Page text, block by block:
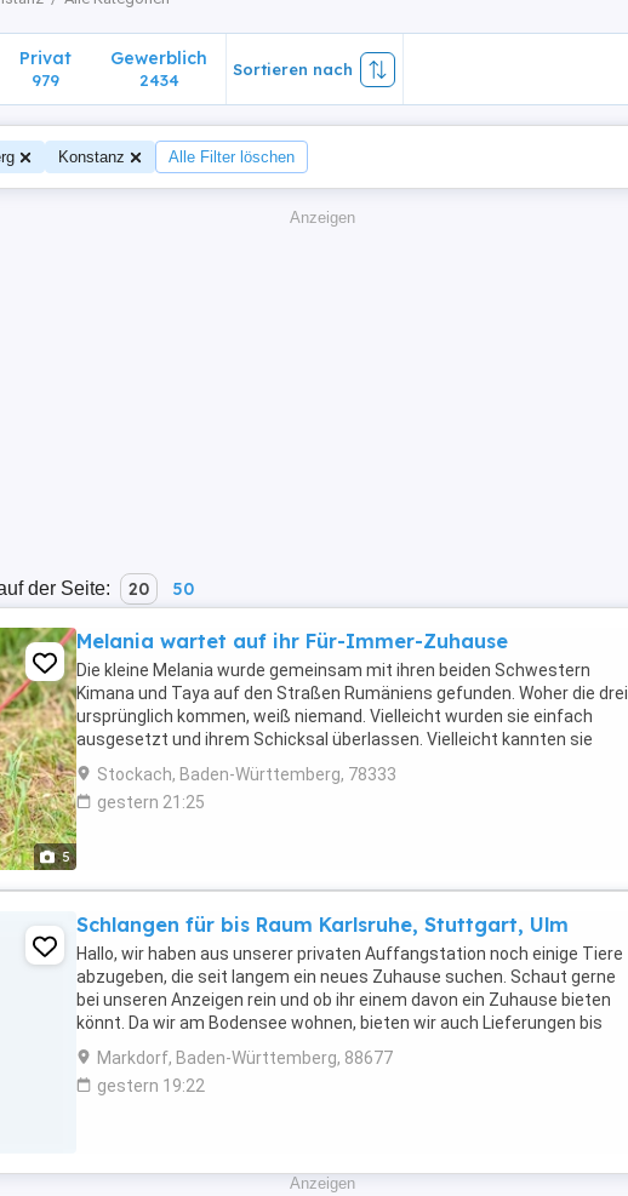
Privat
979
Gewerblich
2434
Sortieren nach
Konstanz Alle Filter löschen
Anzeigen
der Seite: 20 50
5
Melania wartet auf ihr Für-Immer-Zuhause
Die kleine Melania wurde gemeinsam mit ihren beiden Schwestern
Kimana und Taya auf den Straßen Rumäniens gefunden. Woher die drei
ursprünglich kommen, weiß niemand. Vielleicht wurden sie einfach
ausgesetzt und ihrem Schicksal überlassen. Vielleicht kannten sie
aber auch nie etwas anderes als das Leben ...
Stockach, Baden-Württemberg, 78333
gestern 21:25
Schlangen für bis Raum Karlsruhe, Stuttgart, Ulm
Hallo, wir haben aus unserer privaten Auffangstation noch einige Tiere
abzugeben, die seit langem ein neues Zuhause suchen. Schaut gerne
bei unseren Anzeigen rein und ob ihr einem davon ein Zuhause bieten
könnt. Da wir am Bodensee wohnen, bieten wir auch Lieferungen bis
Karlsruhe, Stuttgart oder Ulm ...
Markdorf, Baden-Württemberg, 88677
gestern 19:22
Anzeigen